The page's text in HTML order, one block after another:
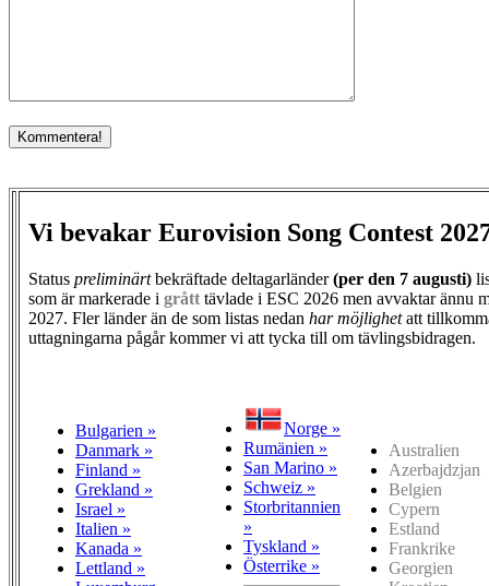
Vi bevakar Eurovision Song Contest
Status preliminärtbekräftade deltagarländer(per den 7 augusti)
som är markerade i grått tävlade i ESC 2026 men avvaktar ännu
2027. Fler länder än de som listas nedan har möjlighetatt
uttagningarna pågår kommer vi att tycka till om tävlingsbidragen.
Bulgarien »
Danmark »
Finland »
Grekland »
Israel »
Italien »
Kanada »
Lettland »
Norge »
Rumänien »
San Marino »
Schweiz »
Storbritannien
»
Tyskland »
Österrike »
Australien
Azerbajdzjan
Belgien
Cypern
Estland
Frankrike
Georgien